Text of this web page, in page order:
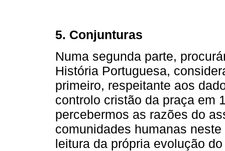
5. Conjunturas
Numa segunda parte,
História Portuguesa,
primeiro, respeitante aos
controlo cristão da praça em
percebermos as razões do
comunidades humanas
leitura da própria evolução